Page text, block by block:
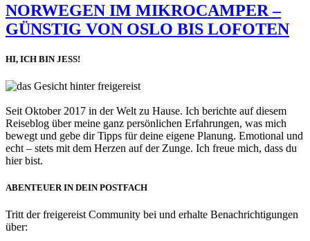
NORWEGEN IM MIKROCAMPER –
GÜNSTIG VON OSLO BIS LOFOTEN
HI, ICH BIN JESS!
Seit Oktober 2017 in der Welt zu Hause. Ich berichte auf diesem
Reiseblog über meine ganz persönlichen Erfahrungen, was mich
bewegt und gebe dir Tipps für deine eigene Planung. Emotional und
echt – stets mit dem Herzen auf der Zunge. Ich freue mich, dass du
hier bist.
ABENTEUER IN DEIN POSTFACH
Tritt der freigereist Community bei und erhalte Benachrichtigungen
über: